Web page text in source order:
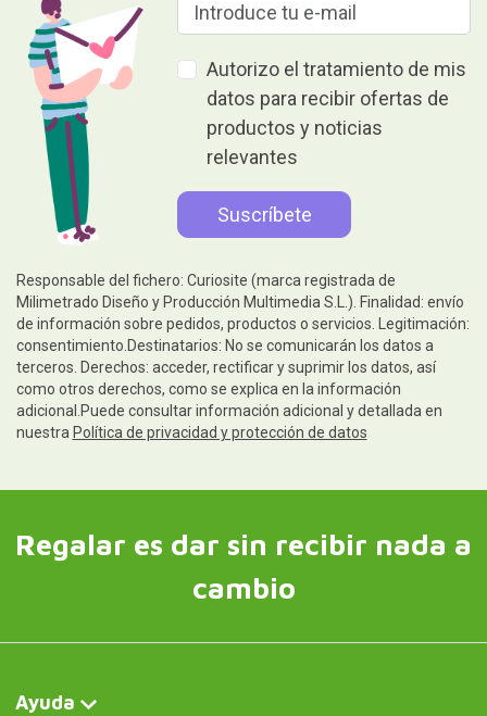
Autorizo el tratamiento de mis
datos para recibir ofertas de
productos y noticias
relevantes
Responsable del fichero: Curiosite (marca registrada de
Milimetrado Diseño y Producción Multimedia S.L.). Finalidad: envío
de información sobre pedidos, productos o servicios. Legitimación:
consentimiento.Destinatarios: No se comunicarán los datos a
terceros. Derechos: acceder, rectificar y suprimir los datos, así
como otros derechos, como se explica en la información
adicional.Puede consultar información adicional y detallada en
nuestra Política de privacidad y protección de datos
Regalar es dar sin recibir nada a
cambio
Ayuda